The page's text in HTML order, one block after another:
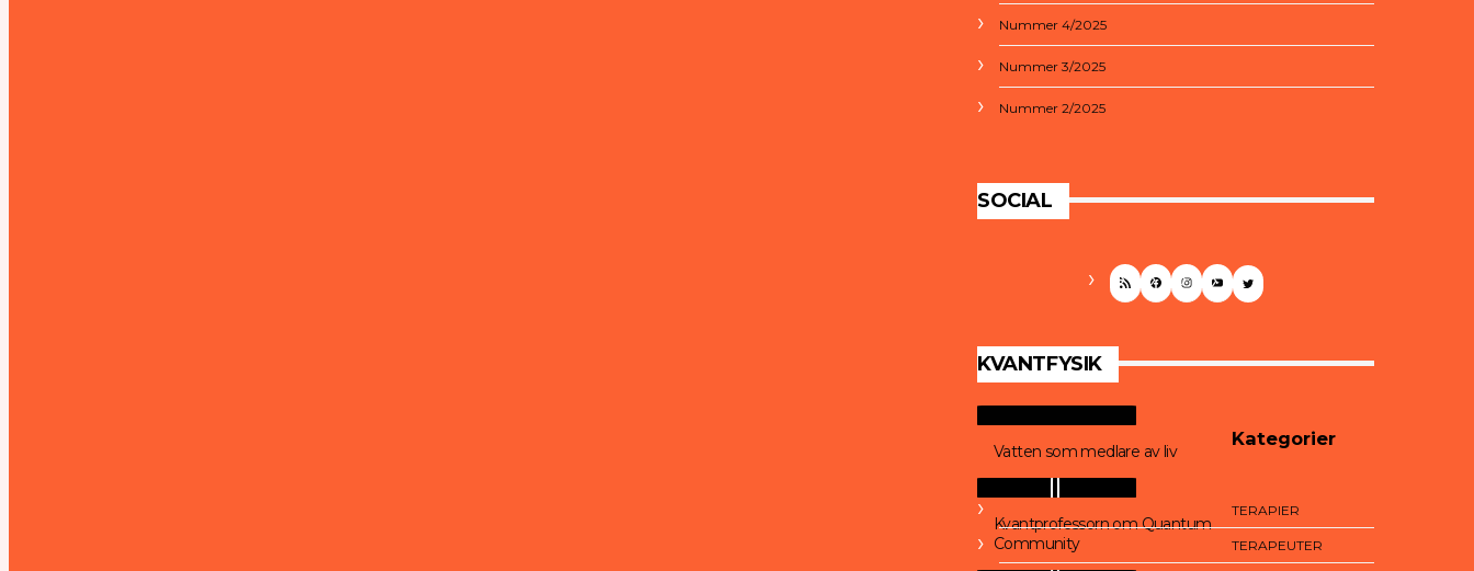
Nummer 4/2025
Nummer 3/2025
Nummer 2/2025
SOCIAL
RSS FEEDFACEBOOK
INSTAGRAM
YOUTUBETWITTER
KVANTFYSIK
Vatten som medlare av liv
Kvantprofessorn om Quantum
Community
Kategorier
TERAPIER
TERAPEUTER